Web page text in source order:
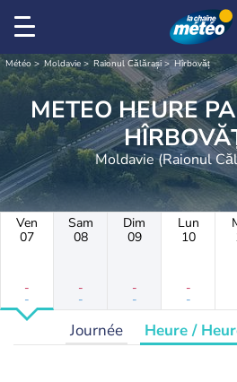
Météo Moldavie Raionul Călărași Hîrbovăț
METEO HEURE
Moldavie (Raionul
Ven
07
-
-
Sam
08
-
-
Dim
09
-
-
Lun
10
-
-
Journée Heure /